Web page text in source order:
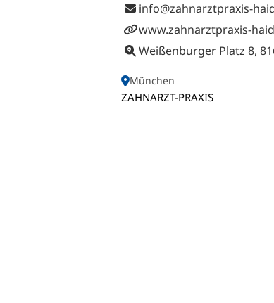
info@zahnarztpraxis-
www.zahnarztpraxis-
Weißenburger Platz 8,
München
ZAHNARZT-PRAXIS